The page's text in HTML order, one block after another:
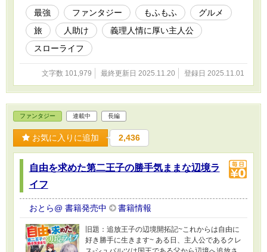
最強 ファンタジー もふもふ
グルメ
旅
人助け
義理人情に厚い主人公
スローライフ
文字数 101,979 最終更新日 2025.11.20 登録日 2025.11.01
ファンタジー 連載中 長編
お気に入りに追加 2,436
自由を求めた第二王子の勝手気ままな辺境ラ
イフ
おとら@ 書籍発売中 書籍情報
旧題：追放王子の辺境開拓記~これからは自由に
好き勝手に生きます~ ある日、主人公であるクレ